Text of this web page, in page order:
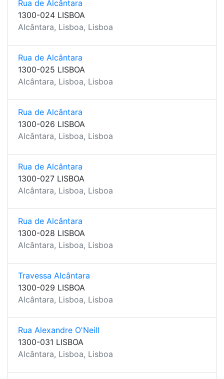
Rua de Alcântara
1300-024 LISBOA
Alcântara, Lisboa, Lisboa
Rua de Alcântara
1300-025 LISBOA
Alcântara, Lisboa, Lisboa
Rua de Alcântara
1300-026 LISBOA
Alcântara, Lisboa, Lisboa
Rua de Alcântara
1300-027 LISBOA
Alcântara, Lisboa, Lisboa
Rua de Alcântara
1300-028 LISBOA
Alcântara, Lisboa, Lisboa
Travessa Alcântara
1300-029 LISBOA
Alcântara, Lisboa, Lisboa
Rua Alexandre O'Neill
1300-031 LISBOA
Alcântara, Lisboa, Lisboa